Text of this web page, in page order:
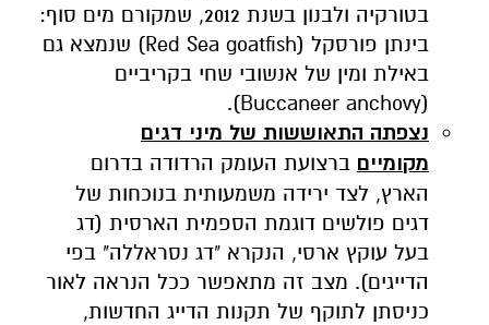
בטורקיה ולבנון בשנת 2012, שמקורם מים סוף:
בינתן פורסקל (Red Sea goatfish) שנמצא גם
באילת ומין של אנשובי שחי בקריביים
(Buccaneer anchovy).
נצפתה התאוששות של מיני דגים
מקומיים ברצועת העומק הרדודה בדרום
הארץ, לצד ירידה משמעותית בנוכחות של
דגים פולשים דוגמת הספמית הארסית (דג
בעל עוקץ ארסי, הנקרא "דג נסראללה" בפי
הדייגים). מצב זה מתאפשר ככל הנראה לאור
כניסתן לתוקף של תקנות הדייג החדשות,